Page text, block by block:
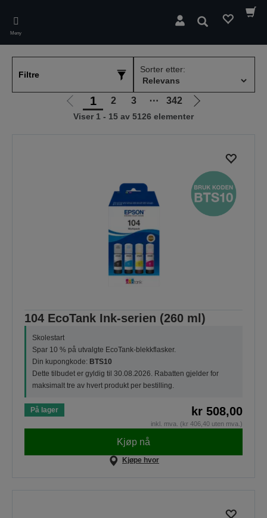
main
content
Meny
Søk
Filtre
Sorter etter:
Gå
til
1 2 3 ⋯ 342
Gå
til
Viser 1 - 15 av 5126 elementer
104 EcoTank Ink-serien (260 ml)
Skolestart
Spar 10 % på utvalgte EcoTank-blekkflasker.
Din kupongkode: BTS10
Dette tilbudet er gyldig til 30.08.2026. Rabatten gjelder for
maksimalt tre av hvert produkt per bestilling.
På lager kr 508,00
inkl. mva. (kr 406,40 uten mva.)
Kjøp nå
Kjøpe hvor